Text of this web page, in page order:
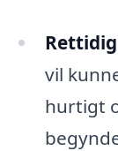
vil
hurtigt